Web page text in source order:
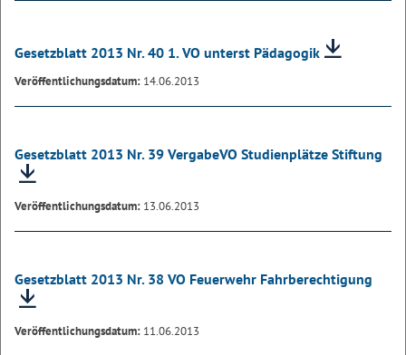
Gesetzblatt 2013 Nr. 40 1. VO unterst Pädagogik
Veröffentlichungsdatum: 14.06.2013
Gesetzblatt 2013 Nr. 39 VergabeVO Studienplätze Stiftung
Veröffentlichungsdatum: 13.06.2013
Gesetzblatt 2013 Nr. 38 VO Feuerwehr Fahrberechtigung
Veröffentlichungsdatum: 11.06.2013